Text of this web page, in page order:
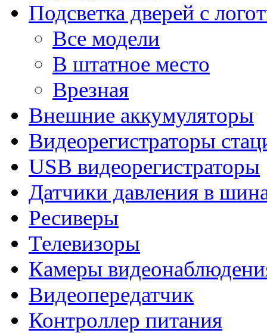
Подсветка дверей с
Все модели
В штатное место
Врезная
Внешние аккумуляторы
Видеорегистраторы
USB видеорегистраторы
Датчики давления в
Ресиверы
Телевизоры
Камеры
Видеопередатчик
Контроллер питания